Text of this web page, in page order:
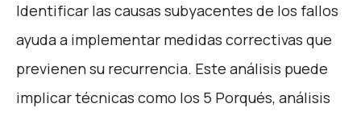
Identificar las causas subyacentes de los fallos
ayuda a implementar medidas correctivas que
previenen su recurrencia. Este análisis puede
implicar técnicas como los 5 Porqués, análisis